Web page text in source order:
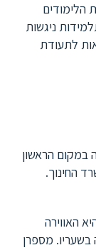
הלימודים
ניגשות
לתעודת
במקום הראשון
החינוך.
האווירה
מספרן